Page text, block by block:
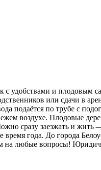
с удобствами и
или сдачи в
подаётся по трубе с
воздухе. Плодовые
сразу заезжать и
года. До города
на любые вопросы!